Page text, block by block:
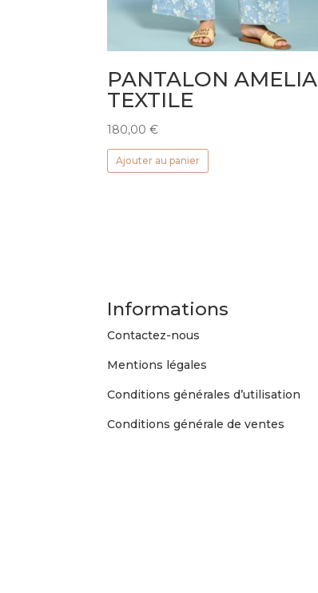
PANTALON AMELIA
TEXTILE
180,00€
Ajouter au panier
Informations
Contactez-nous
Mentions légales
Conditions générales d’utilisation
Conditions générale de ventes